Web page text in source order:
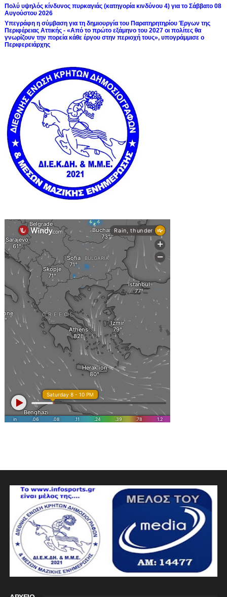
Πολύ υψηλός κίνδυνος πυρκαγιάς (κατηγορία κινδύνου 4) για το Σάββατο 08
Αυγούστου 2026
Υπεγράφη η σύμβαση για τη δημιουργία του Παρατηρητηρίου Έργων της
Περιφέρειας Αττικής - «Από το πρώτο εξάμηνο του 2027 οι πολίτες θα
γνωρίζουν την πορεία κάθε έργου στην περιοχή τους», υπογράμμισε ο
Περιφερειάρχης